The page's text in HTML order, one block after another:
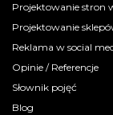
Projektowanie stron
Projektowanie
Reklama w social
Opinie / Referencje
Słownik pojęć
Blog